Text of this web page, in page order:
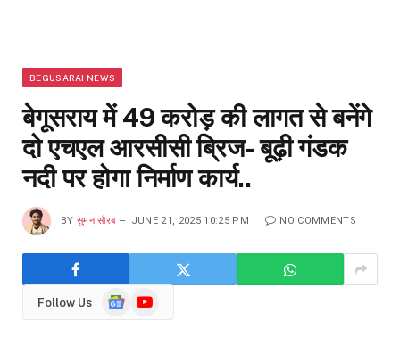
BEGUSARAI NEWS
बेगूसराय में 49 करोड़ की लागत से बनेंगे
दो एचएल आरसीसी ब्रिज- बूढ़ी गंडक
नदी पर होगा निर्माण कार्य..
BY सुमन सौरब JUNE 21, 2025 10:25 PM NO COMMENTS
Follow Us
GoogleYouTube